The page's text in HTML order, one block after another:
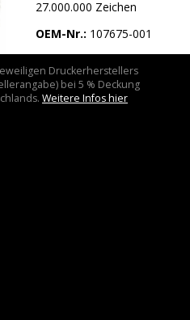
27.000.000 Zeichen
OEM-Nr.: 107675-001
Druckerherstellers
bei 5 % Deckung
Weitere Infos hier